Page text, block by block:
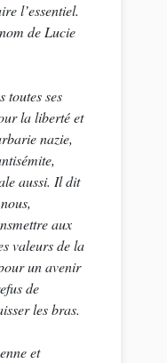
l’essentiel.
de Lucie
toutes ses
la liberté et
nazie,
aussi. Il dit
aux
valeurs de la
un avenir
de
les bras.
et